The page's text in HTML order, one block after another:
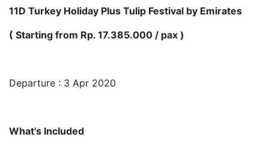
11D Turkey Holiday Plus Tulip Festival by Emirates
( Starting from Rp. 17.385.000 / pax )
Departure : 3 Apr 2020
What's Included